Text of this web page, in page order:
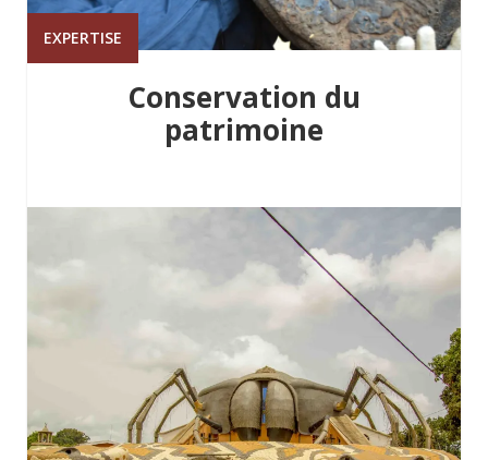
EXPERTISE
Conservation du
patrimoine